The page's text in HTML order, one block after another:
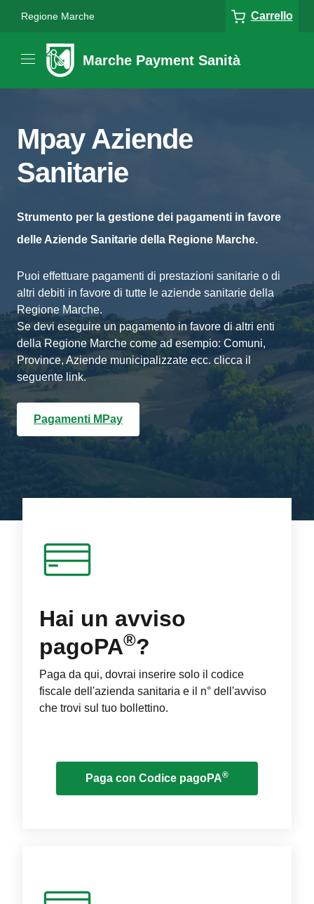
Regione Marche Carrello
Marche Payment Sanità
Mpay Aziende
Sanitarie
Strumento per la gestione dei pagamenti in favore
delle Aziende Sanitarie della Regione Marche.
Puoi effettuare pagamenti di prestazioni sanitarie o di
altri debiti in favore di tutte le aziende sanitarie della
Regione Marche.
Se devi eseguire un pagamento in favore di altri enti
della Regione Marche come ad esempio: Comuni,
Province, Aziende municipalizzate ecc. clicca il
seguente link.
Pagamenti MPay
Hai un avviso
pagoPA®?
Paga da qui, dovrai inserire solo il codice
fiscale dell'azienda sanitaria e il n° dell'avviso
che trovi sul tuo bollettino.
Paga con Codice pagoPA®